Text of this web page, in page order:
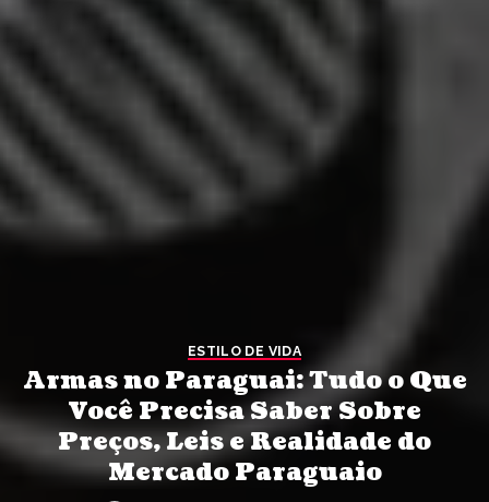
ESTILO DE VIDA
Armas no Paraguai: Tudo o Que
Você Precisa Saber Sobre
Preços, Leis e Realidade do
Mercado Paraguaio